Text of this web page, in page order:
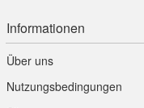
Informationen
Über uns
Nutzungsbedingungen